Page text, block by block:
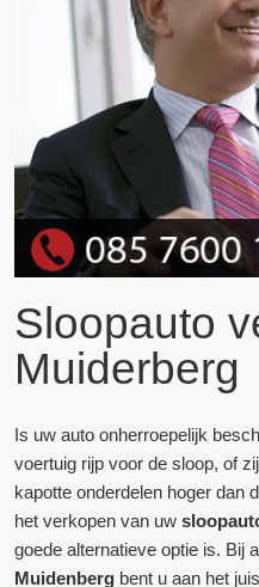
Sloopauto
Muiderberg
Is uw auto onherroepelijk
voertuig rijp voor de sloop, of
kapotte onderdelen hoger dan
het verkopen van uw
goede alternatieve optie is. Bij
Muidenberg bent u aan het